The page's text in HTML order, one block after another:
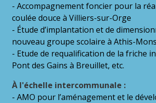
- Accompagnement foncier pour la
coulée douce à Villiers-sur-Orge
- Étude d’implantation et de
nouveau groupe scolaire à Athis-Mons
- Etude de requalification de la friche
Pont des Gains à Breuillet, etc.
À l'échelle intercommunale :
- AMO pour l’aménagement et le